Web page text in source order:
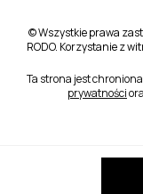
© Wszystkie prawa
RODO. Korzystanie z
Ta strona jest
prywatności